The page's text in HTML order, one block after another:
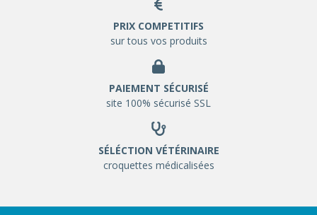
PRIX COMPETITIFS
sur tous vos produits
PAIEMENT SÉCURISÉ
site 100% sécurisé SSL
SÉLÉCTION VÉTÉRINAIRE
croquettes médicalisées